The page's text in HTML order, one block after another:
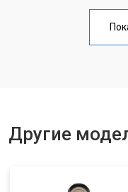
Другие